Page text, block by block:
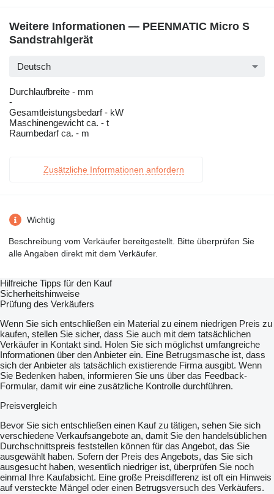
Weitere Informationen — PEENMATIC Micro S
Sandstrahlgerät
Deutsch
Durchlaufbreite - mm
-
Gesamtleistungsbedarf - kW
Maschinengewicht ca. - t
Raumbedarf ca. - m
Zusätzliche Informationen anfordern
Wichtig
Beschreibung vom Verkäufer bereitgestellt. Bitte überprüfen Sie
alle Angaben direkt mit dem Verkäufer.
Hilfreiche Tipps für den Kauf
Sicherheitshinweise
Prüfung des Verkäufers
Wenn Sie sich entschließen ein Material zu einem niedrigen Preis zu
kaufen, stellen Sie sicher, dass Sie auch mit dem tatsächlichen
Verkäufer in Kontakt sind. Holen Sie sich möglichst umfangreiche
Informationen über den Anbieter ein. Eine Betrugsmasche ist, dass
sich der Anbieter als tatsächlich existierende Firma ausgibt. Wenn
Sie Bedenken haben, informieren Sie uns über das Feedback-
Formular, damit wir eine zusätzliche Kontrolle durchführen.
Preisvergleich
Bevor Sie sich entschließen einen Kauf zu tätigen, sehen Sie sich
verschiedene Verkaufsangebote an, damit Sie den handelsüblichen
Durchschnittspreis feststellen können für das Angebot, das Sie
ausgewählt haben. Sofern der Preis des Angebots, das Sie sich
ausgesucht haben, wesentlich niedriger ist, überprüfen Sie noch
einmal Ihre Kaufabsicht. Eine große Preisdifferenz ist oft ein Hinweis
auf versteckte Mängel oder einen Betrugsversuch des Verkäufers.